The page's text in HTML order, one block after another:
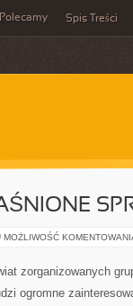
Polecamy Spis Treści
MOŻLIWOŚĆ
zorganizowanych
ogromne